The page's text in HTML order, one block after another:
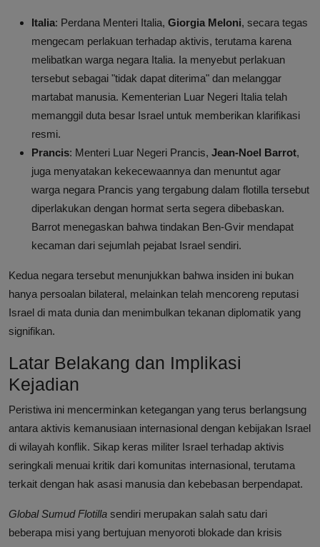
Italia: Perdana Menteri Italia, Giorgia Meloni, secara tegas
mengecam perlakuan terhadap aktivis, terutama karena
melibatkan warga negara Italia. Ia menyebut perlakuan
tersebut sebagai "tidak dapat diterima" dan melanggar
martabat manusia. Kementerian Luar Negeri Italia telah
memanggil duta besar Israel untuk memberikan klarifikasi
resmi.
Prancis: Menteri Luar Negeri Prancis, Jean-Noel Barrot,
juga menyatakan kekecewaannya dan menuntut agar
warga negara Prancis yang tergabung dalam flotilla tersebut
diperlakukan dengan hormat serta segera dibebaskan.
Barrot menegaskan bahwa tindakan Ben-Gvir mendapat
kecaman dari sejumlah pejabat Israel sendiri.
Kedua negara tersebut menunjukkan bahwa insiden ini bukan
hanya persoalan bilateral, melainkan telah mencoreng reputasi
Israel di mata dunia dan menimbulkan tekanan diplomatik yang
signifikan.
Latar Belakang dan Implikasi
Kejadian
Peristiwa ini mencerminkan ketegangan yang terus berlangsung
antara aktivis kemanusiaan internasional dengan kebijakan Israel
di wilayah konflik. Sikap keras militer Israel terhadap aktivis
seringkali menuai kritik dari komunitas internasional, terutama
terkait dengan hak asasi manusia dan kebebasan berpendapat.
Global Sumud Flotilla sendiri merupakan salah satu dari
beberapa misi yang bertujuan menyoroti blokade dan krisis